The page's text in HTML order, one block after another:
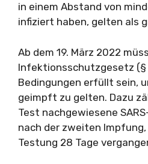
in einem Abstand von
infiziert haben, gelten als
Ab dem 19. März 2022
Infektionsschutzgesetz
Bedingungen erfüllt sein,
geimpft zu gelten. Dazu
Test nachgewiesene
nach der zweiten
Testung 28 Tage